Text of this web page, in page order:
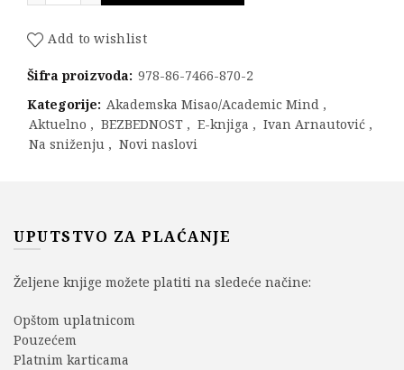
Add to wishlist
Šifra proizvoda: 978-86-7466-870-2
Kategorije: Akademska Misao/Academic Mind ,
Aktuelno , BEZBEDNOST , E-knjiga , Ivan Arnautović ,
Na sniženju , Novi naslovi
UPUTSTVO ZA PLAĆANJE
Željene knjige možete platiti na sledeće načine:
Opštom uplatnicom
Pouzećem
Platnim karticama